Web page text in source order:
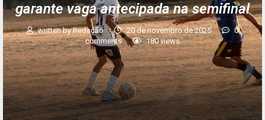
garante vaga antecipada na semifinal
written byRedação 20 de novembro de 2025
0
comments
180views